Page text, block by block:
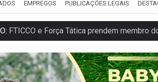
EMPREGOS PUBLICAÇÕES LEGAIS
FTICCO e Força Tática prendem membro
Prefeitura fortalece parceria com a
Exército testa inovações no combate a